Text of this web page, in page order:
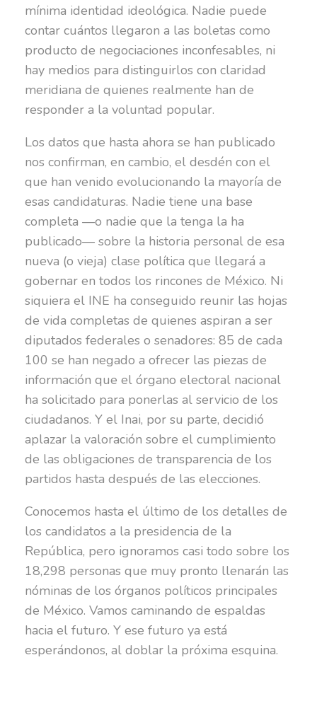
mínima identidad ideológica. Nadie puede
contar cuántos llegaron a las boletas como
producto de negociaciones inconfesables, ni
hay medios para distinguirlos con claridad
meridiana de quienes realmente han de
responder a la voluntad popular.
Los datos que hasta ahora se han publicado
nos confirman, en cambio, el desdén con el
que han venido evolucionando la mayoría de
esas candidaturas. Nadie tiene una base
completa —o nadie que la tenga la ha
publicado— sobre la historia personal de esa
nueva (o vieja) clase política que llegará a
gobernar en todos los rincones de México. Ni
siquiera el INE ha conseguido reunir las hojas
de vida completas de quienes aspiran a ser
diputados federales o senadores: 85 de cada
100 se han negado a ofrecer las piezas de
información que el órgano electoral nacional
ha solicitado para ponerlas al servicio de los
ciudadanos. Y el Inai, por su parte, decidió
aplazar la valoración sobre el cumplimiento
de las obligaciones de transparencia de los
partidos hasta después de las elecciones.
Conocemos hasta el último de los detalles de
los candidatos a la presidencia de la
República, pero ignoramos casi todo sobre los
18,298 personas que muy pronto llenarán las
nóminas de los órganos políticos principales
de México. Vamos caminando de espaldas
hacia el futuro. Y ese futuro ya está
esperándonos, al doblar la próxima esquina.